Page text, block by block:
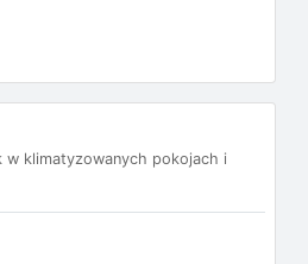
klimatyzowanych pokojach i